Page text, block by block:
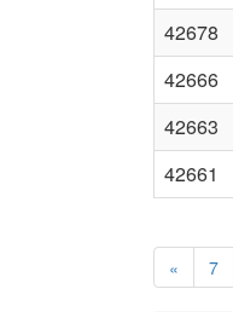
42678
42666
42663
42661
« 7